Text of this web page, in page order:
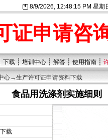
8/9/2026, 12:48:16 PM 星期
证申请咨
下载 ┊ 培训中心 ┊ 解答 ┊ 使用指南 ┊
心→生产许可证申请资料下载
食品用洗涤剂实施细则
载